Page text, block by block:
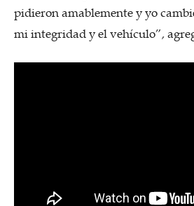
pidieron amablemente y yo
mi integridad y el vehículo”,